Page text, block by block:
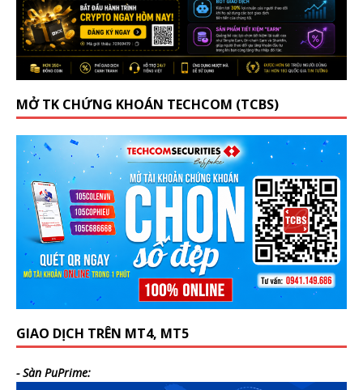
MỞ TK CHỨNG KHOÁN TECHCOM (TCBS)
GIAO DỊCH TRÊN MT4, MT5
- Sàn PuPrime: